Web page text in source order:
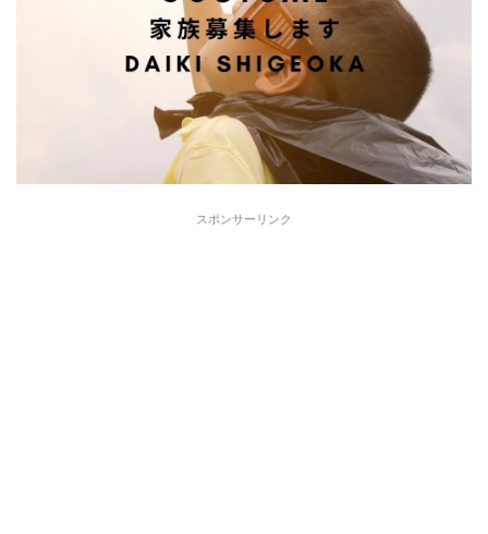
スポンサーリンク